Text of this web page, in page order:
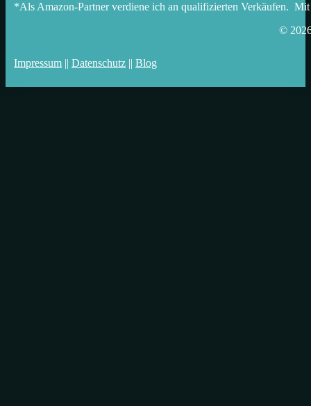
*Als Amazon-Partner verdiene ich an qualifizierten Verkäufen.
©
Impressum || Datenschutz || Blog